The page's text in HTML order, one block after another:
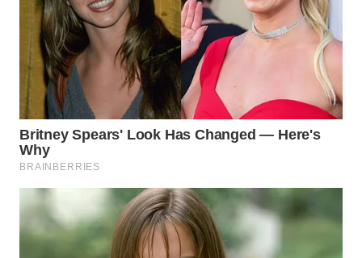
PAKPAK
WN
KARAWANG
WN
BEKASI
WN
BOGOR
WN